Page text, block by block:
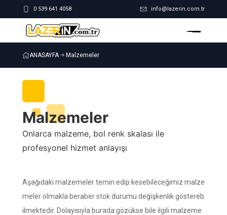
0 539 641 4058 info@lazerin.com.tr
ANASAYFA Malzemeler
Malzemeler
Onlarca malzeme, bol renk skalası ile
profesyonel hizmet anlayışı
Aşağıdaki malzemeler temin edip kesebileceğimiz malze
meler olmakla beraber stok durumu değişkenlik göstereb
ilmektedir. Dolayısıyla burada gözükse bile ilgili malzeme